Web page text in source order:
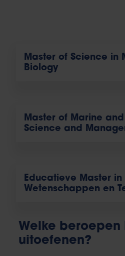
Master of Science in
Biology
Master of Marine
Science and
Educatieve Master in
Wetenschappen en
Welke beroepen
uitoefenen?